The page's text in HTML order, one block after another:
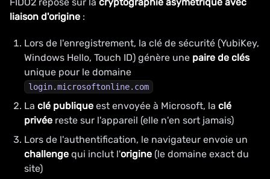
liaison d'origine :
Lors de l'enregistrement, la clé de sécurité (YubiKey,
Windows Hello, Touch ID) génère une paire de clés
unique pour le domaine
login.microsoftonline.com
La clé publique est envoyée à Microsoft, la clé
privée reste sur l'appareil (elle n'en sort jamais)
Lors de l'authentification, le navigateur envoie un
challenge qui inclut l'origine (le domaine exact du
site)